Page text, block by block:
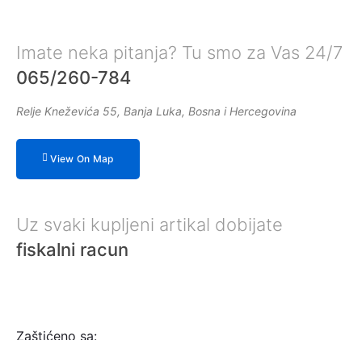
Imate neka pitanja? Tu smo za Vas 24/7
065/260-784
Relje Kneževića 55, Banja Luka, Bosna i Hercegovina
View On Map
Uz svaki kupljeni artikal dobijate
fiskalni racun
Zaštićeno sa: